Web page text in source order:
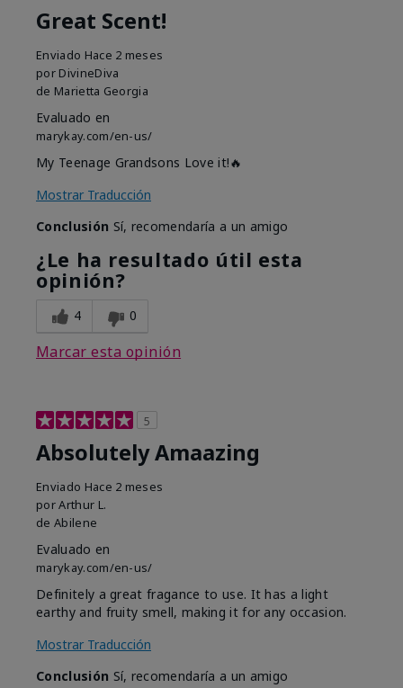
Great Scent!
Enviado Hace 2 meses
por DivineDiva
de Marietta Georgia
Evaluado en
marykay.com/en-us/
My Teenage Grandsons Love it!🔥
Mostrar Traducción
Conclusión Sí, recomendaría a un amigo
¿Le ha resultado útil esta
opinión?
4 0
Marcar esta opinión
5
Absolutely Amaazing
Enviado Hace 2 meses
porArthur L.
de Abilene
Evaluado en
marykay.com/en-us/
Definitely a great fragance to use. It has a light
earthy and fruity smell, making it for any occasion.
Mostrar Traducción
Conclusión Sí, recomendaría a un amigo